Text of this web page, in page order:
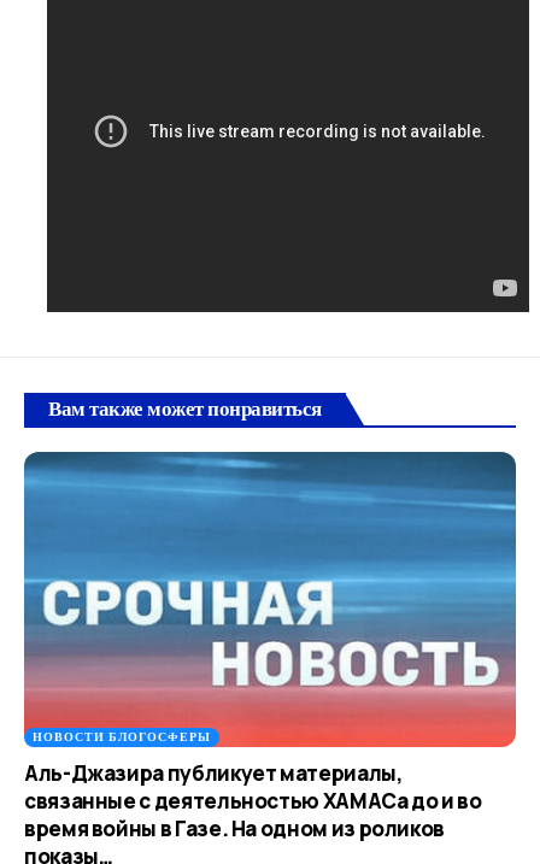
Вам также может понравиться
НОВОСТИ БЛОГОСФЕРЫ
Аль-Джазира публикует материалы,
связанные с деятельностью ХАМАСа до и во
время войны в Газе. На одном из роликов
показы…